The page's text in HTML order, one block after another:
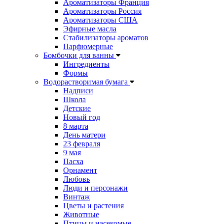
Ароматизаторы Франция
Ароматизаторы Россия
Ароматизаторы США
Эфирные масла
Стабилизаторы ароматов
Парфюмерные
Бомбочки для ванны
Ингредиенты
Формы
Водорастворимая бумага
Надписи
Школа
Детские
Новый год
8 марта
День матери
23 февраля
9 мая
Пасха
Орнамент
Любовь
Люди и персонажи
Винтаж
Цветы и растения
Животные